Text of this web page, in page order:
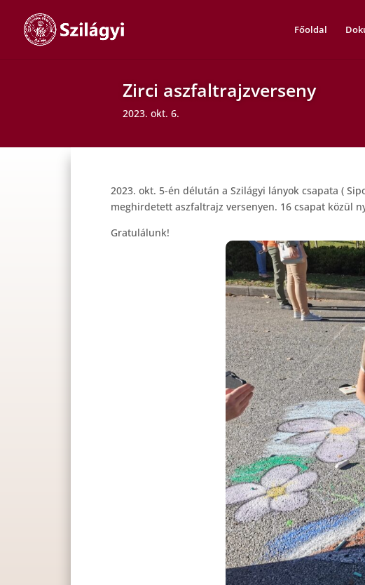
Főoldal
Zirci aszfaltrajzverseny
2023. okt. 6.
2023. okt. 5-én délután a Szilágyi lányok csapata (
meghirdetett aszfaltrajz versenyen. 16 csapat közül
Gratulálunk!